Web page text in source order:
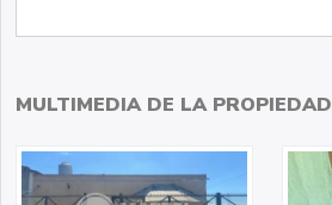
MULTIMEDIA DE LA PROPIEDAD